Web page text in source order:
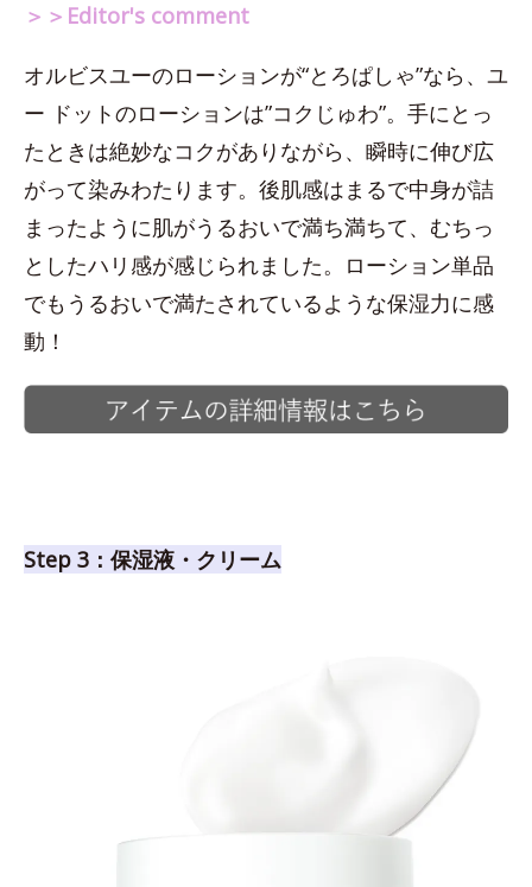
＞＞Editor's comment
オルビスユーのローションが“とろぱしゃ”なら、ユ
ー ドットのローションは”コクじゅわ”。手にとっ
たときは絶妙なコクがありながら、瞬時に伸び広
がって染みわたります。後肌感はまるで中身が詰
まったように肌がうるおいで満ち満ちて、むちっ
としたハリ感が感じられました。ローション単品
でもうるおいで満たされているような保湿力に感
動！
Step 3：保湿液・クリーム